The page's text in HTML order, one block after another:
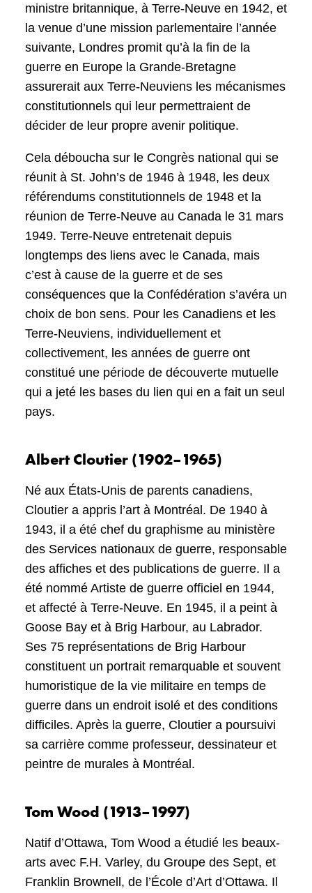
ministre britannique, à Terre-Neuve en 1942, et
la venue d’une mission parlementaire l’année
suivante, Londres promit qu’à la fin de la
guerre en Europe la Grande-Bretagne
assurerait aux Terre-Neuviens les mécanismes
constitutionnels qui leur permettraient de
décider de leur propre avenir politique.
Cela déboucha sur le Congrès national qui se
réunit à St. John’s de 1946 à 1948, les deux
référendums constitutionnels de 1948 et la
réunion de Terre-Neuve au Canada le 31 mars
1949. Terre-Neuve entretenait depuis
longtemps des liens avec le Canada, mais
c’est à cause de la guerre et de ses
conséquences que la Confédération s’avéra un
choix de bon sens. Pour les Canadiens et les
Terre-Neuviens, individuellement et
collectivement, les années de guerre ont
constitué une période de découverte mutuelle
qui a jeté les bases du lien qui en a fait un seul
pays.
Albert Cloutier (1902–1965)
Né aux États-Unis de parents canadiens,
Cloutier a appris l’art à Montréal. De 1940 à
1943, il a été chef du graphisme au ministère
des Services nationaux de guerre, responsable
des affiches et des publications de guerre. Il a
été nommé Artiste de guerre officiel en 1944,
et affecté à Terre-Neuve. En 1945, il a peint à
Goose Bay et à Brig Harbour, au Labrador.
Ses 75 représentations de Brig Harbour
constituent un portrait remarquable et souvent
humoristique de la vie militaire en temps de
guerre dans un endroit isolé et des conditions
difficiles. Après la guerre, Cloutier a poursuivi
sa carrière comme professeur, dessinateur et
peintre de murales à Montréal.
Tom Wood (1913–1997)
Natif d’Ottawa, Tom Wood a étudié les beaux-
arts avec F.H. Varley, du Groupe des Sept, et
Franklin Brownell, de l’École d’Art d’Ottawa. Il